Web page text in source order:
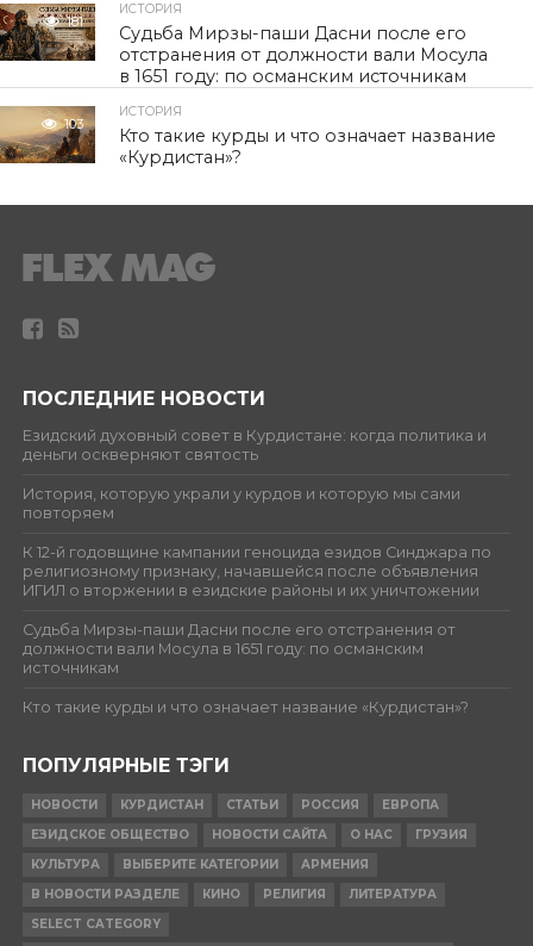
181
ИСТОРИЯ
Судьба Мирзы-паши Дасни после его
отстранения от должности вали Мосула
в 1651 году: по османским источникам
103
ИСТОРИЯ
Кто такие курды и что означает название
«Курдистан»?
ПОСЛЕДНИЕ НОВОСТИ
Езидский духовный совет в Курдистане: когда политика и
деньги оскверняют святость
История, которую украли у курдов и которую мы сами
повторяем
К 12-й годовщине кампании геноцида езидов Синджара по
религиозному признаку, начавшейся после объявления
ИГИЛ о вторжении в езидские районы и их уничтожении
Судьба Мирзы-паши Дасни после его отстранения от
должности вали Мосула в 1651 году: по османским
источникам
Кто такие курды и что означает название «Курдистан»?
ПОПУЛЯРНЫЕ ТЭГИ
НОВОСТИ КУРДИСТАН СТАТЬИ РОССИЯ
ЕВРОПА
ЕЗИДСКОЕ ОБЩЕСТВО
НОВОСТИ САЙТА О НАС
ГРУЗИЯ
КУЛЬТУРА
ВЫБЕРИТЕ КАТЕГОРИИ
АРМЕНИЯ
В НОВОСТИ РАЗДЕЛЕ
КИНО РЕЛИГИЯ
ЛИТЕРАТУРА
SELECT CATEGORY